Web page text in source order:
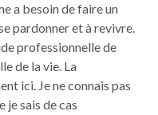
a besoin de faire un
pardonner et à revivre.
professionnelle de
de la vie. La
ici. Je ne connais pas
je sais de cas